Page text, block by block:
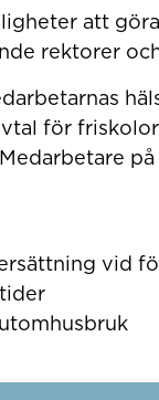
att
rektorer
för
vid